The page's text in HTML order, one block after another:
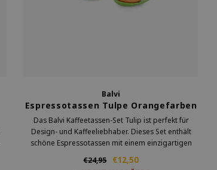
Balvi
Espressotassen Tulpe Orangefarben
Das Balvi Kaffeetassen-Set Tulip ist perfekt für
Design- und Kaffeeliebhaber. Dieses Set enthält
schöne Espressotassen mit einem einzigartigen
Kaffeemoment einen Hauch von Eleganz.
€24,95 €12,50